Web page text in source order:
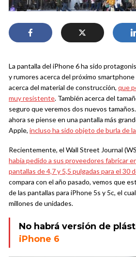
La pantalla del iPhone 6 ha sido
y rumores acerca del próximo smartphone
acerca del material de construcción, que
muy resistente. También acerca del
seguro que veremos dos nuevos
ahora se piense en una pantalla más
Apple, incluso ha sido objeto de burla de
Recientemente, el Wall Street Journal
había pedido a sus proveedores fabricar
pantallas de 4,7 y 5,5 pulgadas para el 30
compara con el año pasado, vemos que
de las pantallas para iPhone 5s y 5c, el
millones de unidades.
No habrá versión de
iPhone 6